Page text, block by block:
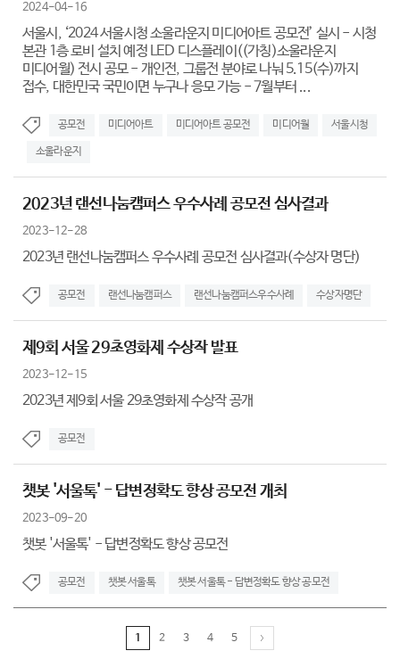
2024-04-16
서울시, ‘2024 서울시청 소울라운지 미디어아트 공모전’ 실시 - 시청
본관 1층 로비 설치 예정 LED 디스플레이((가칭)소울라운지
미디어월) 전시 공모 - 개인전, 그룹전 분야로 나눠 5.15(수)까지
접수, 대한민국 국민이면 누구나 응모 가능 - 7월부터 ...
공모전 미디어아트 미디어아트 공모전 미디어월 서울시청
소울라운지
2023년 랜선나눔캠퍼스 우수사례 공모전 심사결과
2023-12-28
2023년 랜선나눔캠퍼스 우수사례 공모전 심사결과(수상자 명단)
공모전 랜선나눔캠퍼스 랜선나눔캠퍼스우수사례 수상자명단
제9회 서울 29초영화제 수상작 발표
2023-12-15
2023년 제9회 서울 29초영화제 수상작 공개
공모전
챗봇 '서울톡' - 답변정확도 향상 공모전 개최
2023-09-20
챗봇 '서울톡' - 답변정확도 향상 공모전
공모전 챗봇 서울톡 챗봇 서울톡 - 답변정확도 향상 공모전
1 2 3 4 5